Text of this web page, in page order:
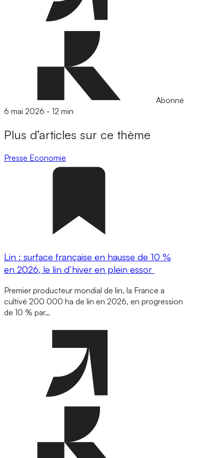
Abonné
6 mai 2026 - 12 min
Plus d’articles sur ce thème
Presse Economie
Lin : surface française en hausse de 10 %
en 2026, le lin d’hiver en plein essor
Premier producteur mondial de lin, la France a
cultivé 200 000 ha de lin en 2026, en progression
de 10 % par…